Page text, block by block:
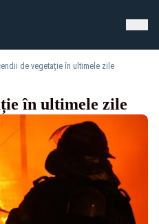
de vegetație în ultimele zile
în ultimele zile